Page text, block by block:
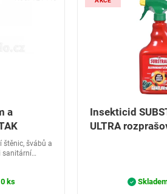
a
štěnic, švábů a
sanitární
ks
Insekticid
ULTRA